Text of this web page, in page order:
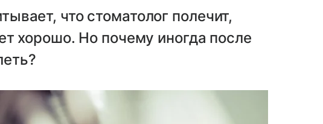
что стоматолог полечит,
хорошо. Но почему иногда после